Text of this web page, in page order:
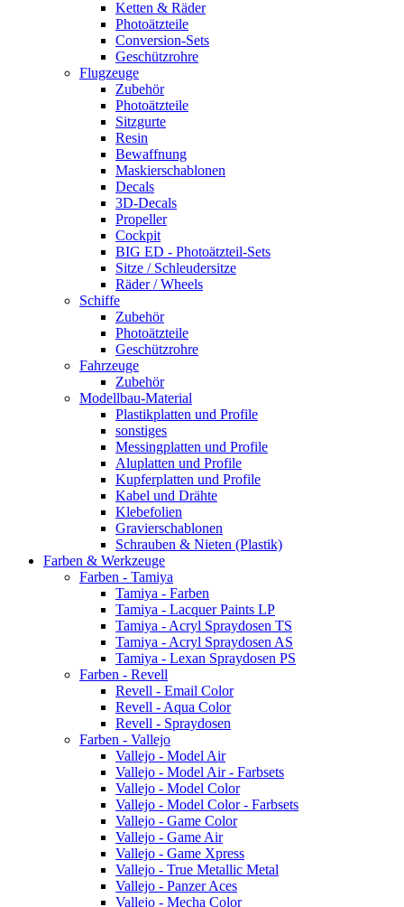
Ketten & Räder
Photoätzteile
Conversion-Sets
Geschützrohre
Flugzeuge
Zubehör
Photoätzteile
Sitzgurte
Resin
Bewaffnung
Maskierschablonen
Decals
3D-Decals
Propeller
Cockpit
BIG ED - Photoätzteil-Sets
Sitze / Schleudersitze
Räder / Wheels
Schiffe
Zubehör
Photoätzteile
Geschützrohre
Fahrzeuge
Zubehör
Modellbau-Material
Plastikplatten und Profile
sonstiges
Messingplatten und Profile
Aluplatten und Profile
Kupferplatten und Profile
Kabel und Drähte
Klebefolien
Gravierschablonen
Schrauben & Nieten (Plastik)
Farben & Werkzeuge
Farben - Tamiya
Tamiya - Farben
Tamiya - Lacquer Paints LP
Tamiya - Acryl Spraydosen TS
Tamiya - Acryl Spraydosen AS
Tamiya - Lexan Spraydosen PS
Farben - Revell
Revell - Email Color
Revell - Aqua Color
Revell - Spraydosen
Farben - Vallejo
Vallejo - Model Air
Vallejo - Model Air - Farbsets
Vallejo - Model Color
Vallejo - Model Color - Farbsets
Vallejo - Game Color
Vallejo - Game Air
Vallejo - Game Xpress
Vallejo - True Metallic Metal
Vallejo - Panzer Aces
Vallejo - Mecha Color